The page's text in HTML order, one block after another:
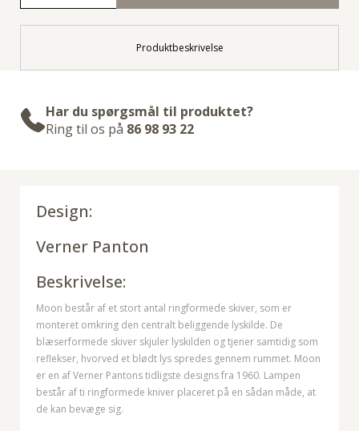
Produktbeskrivelse
Har du spørgsmål til produktet?
Ring til os på 86 98 93 22
Design:
Verner Panton
Beskrivelse:
Moon består af et stort antal ringformede skiver, som er
monteret omkring den centralt beliggende lyskilde. De
blæserformede skiver skjuler lyskilden og tjener samtidig som
reflekser, hvorved et blødt lys spredes gennem rummet. Moon
er en af Verner Pantons tidligste designs fra 1960. Lampen
består af ti ringformede kniver placeret på en sådan måde, at
de kan bevæge sig.